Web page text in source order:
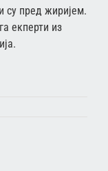
су пред жиријем.
екперти из